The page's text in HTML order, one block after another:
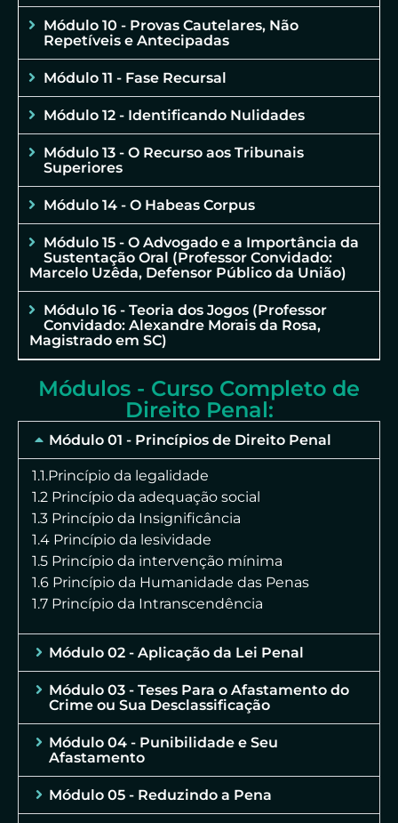
Módulo 10 - Provas Cautelares, Não
Repetíveis e Antecipadas
Módulo 11 - Fase Recursal
Módulo 12 - Identificando Nulidades
Módulo 13 - O Recurso aos Tribunais
Superiores
Módulo 14 - O Habeas Corpus
Módulo 15 - O Advogado e a Importância da
Sustentação Oral (Professor Convidado:
Marcelo Uzêda, Defensor Público da União)
Módulo 16 - Teoria dos Jogos (Professor
Convidado: Alexandre Morais da Rosa,
Magistrado em SC)
Módulos - Curso Completo de
Direito Penal:
Módulo 01 - Princípios de Direito Penal
1.1.Princípio da legalidade
1.2 Princípio da adequação social
1.3 Princípio da Insignificância
1.4 Princípio da lesividade
1.5 Princípio da intervenção mínima
1.6 Princípio da Humanidade das Penas
1.7 Princípio da Intranscendência
Módulo 02 - Aplicação da Lei Penal
Módulo 03 - Teses Para o Afastamento do
Crime ou Sua Desclassificação
Módulo 04 - Punibilidade e Seu
Afastamento
Módulo 05 - Reduzindo a Pena